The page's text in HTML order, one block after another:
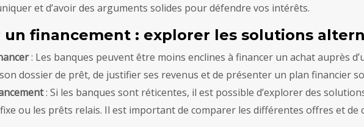
et d’avoir des arguments solides pour défendre vos intérêts.
financement : explorer les solutions
: Les banques peuvent être moins enclines à financer un achat auprès
dossier de prêt, de justifier ses revenus et de présenter un plan financier
: Si les banques sont réticentes, il est possible d’explorer des
ou les prêts relais. Il est important de comparer les différentes offres et